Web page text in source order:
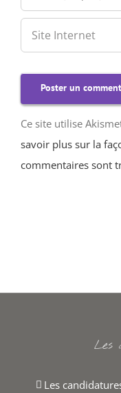
Ce site utilise
savoir plus sur la
commentaires sont
Les
Les